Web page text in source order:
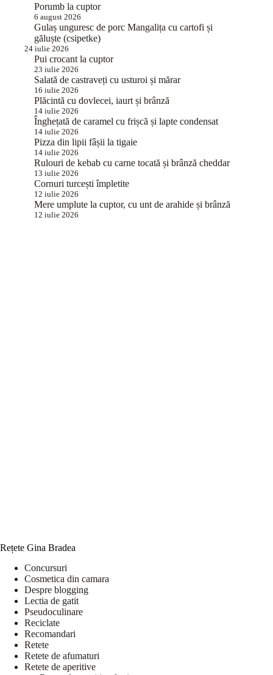
Porumb la cuptor
6 august 2026
Gulaș unguresc de porc Mangalița cu cartofi și
găluște (csipetke)
24 iulie 2026
Pui crocant la cuptor
23 iulie 2026
Salată de castraveți cu usturoi și mărar
16 iulie 2026
Plăcintă cu dovlecei, iaurt și brânză
14 iulie 2026
Înghețată de caramel cu frișcă și lapte condensat
14 iulie 2026
Pizza din lipii fâșii la tigaie
14 iulie 2026
Rulouri de kebab cu carne tocată și brânză cheddar
13 iulie 2026
Cornuri turcești împletite
12 iulie 2026
Mere umplute la cuptor, cu unt de arahide și brânză
12 iulie 2026
Rețete Gina Bradea
Concursuri
Cosmetica din camara
Despre blogging
Lectia de gatit
Pseudoculinare
Reciclate
Recomandari
Retete
Retete de afumaturi
Retete de aperitive